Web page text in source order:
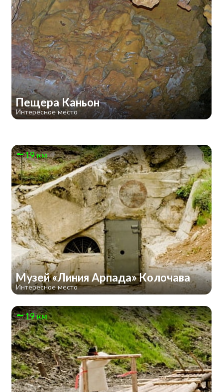
Пещера Каньон
Интересное место
19 км
Музей «Линия Арпада» Колочава
Интересное место
19 км